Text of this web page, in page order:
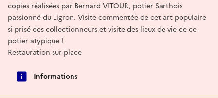
copies réalisées par Bernard VITOUR, potier Sarthois
passionné du Ligron. Visite commentée de cet art populaire
si prisé des collectionneurs et visite des lieux de vie de ce
potier atypique !
Restauration sur place
Informations